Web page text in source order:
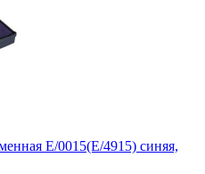
E/0015(E/4915) синяя,